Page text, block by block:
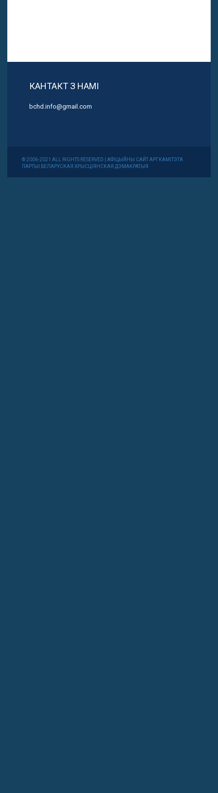
КАНТАКТ З НАМІ
bchd.info@gmail.com
© 2006-2021 ALL RIGHTS RESERVED | АФІЦЫЙНЫ САЙТ АРГКАМІТЭТА
ПАРТЫІ БЕЛАРУСКАЯ ХРЫСЦІЯНСКАЯ ДЭМАКРАТЫЯ